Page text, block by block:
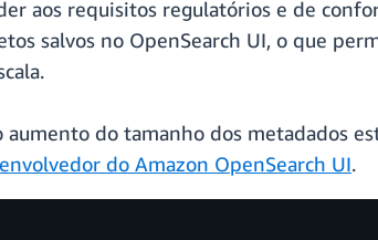
aos requisitos regulatórios e de
salvos no OpenSearch UI, o que
aumento do tamanho dos metadados
do Amazon OpenSearch UI.